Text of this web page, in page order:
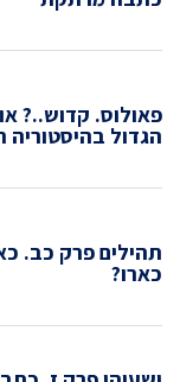
פאולוס. קדוש..?
הגדול בהיסטוריה
תהילים פרק כב.
כארו?